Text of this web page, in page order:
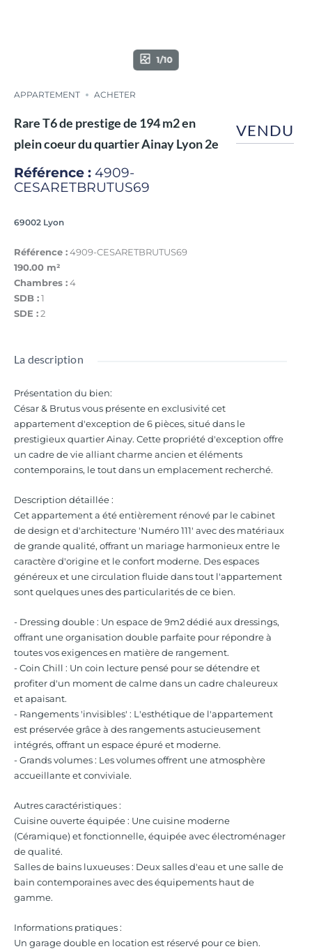
1/10
APPARTEMENT ACHETER
Rare T6 de prestige de 194 m2 en
plein coeur du quartier Ainay Lyon 2e
Référence : 4909-
CESARETBRUTUS69
69002 Lyon
Référence :4909-CESARETBRUTUS69
190.00 m²
Chambres :4
SDB :1
SDE :2
VENDU
La description
Présentation du bien:
César & Brutus vous présente en exclusivité cet
appartement d'exception de 6 pièces, situé dans le
prestigieux quartier Ainay. Cette propriété d'exception offre
un cadre de vie alliant charme ancien et éléments
contemporains, le tout dans un emplacement recherché.
Description détaillée :
Cet appartement a été entièrement rénové par le cabinet
de design et d'architecture 'Numéro 111' avec des matériaux
de grande qualité, offrant un mariage harmonieux entre le
caractère d'origine et le confort moderne. Des espaces
généreux et une circulation fluide dans tout l'appartement
sont quelques unes des particularités de ce bien.
- Dressing double : Un espace de 9m2 dédié aux dressings,
offrant une organisation double parfaite pour répondre à
toutes vos exigences en matière de rangement.
- Coin Chill : Un coin lecture pensé pour se détendre et
profiter d'un moment de calme dans un cadre chaleureux
et apaisant.
- Rangements 'invisibles' : L'esthétique de l'appartement
est préservée grâce à des rangements astucieusement
intégrés, offrant un espace épuré et moderne.
- Grands volumes : Les volumes offrent une atmosphère
accueillante et conviviale.
Autres caractéristiques :
Cuisine ouverte équipée : Une cuisine moderne
(Céramique) et fonctionnelle, équipée avec électroménager
de qualité.
Salles de bains luxueuses : Deux salles d'eau et une salle de
bain contemporaines avec des équipements haut de
gamme.
Informations pratiques :
Un garage double en location est réservé pour ce bien.